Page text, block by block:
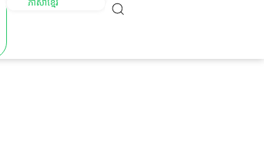
ភាសាខ្មែរ